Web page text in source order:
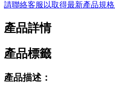
請聯絡客服以取得最新產品規格
產品詳情
產品標籤
產品描述：